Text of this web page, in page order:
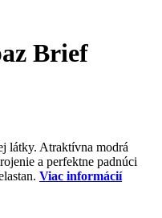
Brief
látky. Atraktívna modrá
a perfektne padnúci
Viac informácií